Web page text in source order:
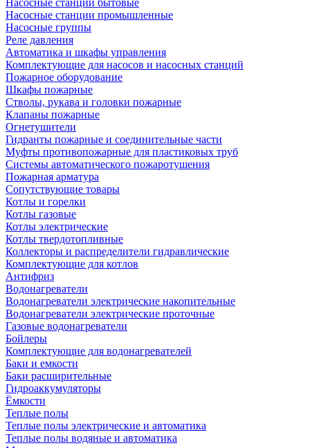
Насосные станции бытовые
Насосные станции промышленные
Насосные группы
Реле давления
Автоматика и шкафы управления
Комплектующие для насосов и насосных станций
Пожарное оборудование
Шкафы пожарные
Стволы, рукава и головки пожарные
Клапаны пожарные
Огнетушители
Гидранты пожарные и соединительные части
Муфты противопожарные для пластиковых труб
Системы автоматического пожаротушения
Пожарная арматура
Сопутствующие товары
Котлы и горелки
Котлы газовые
Котлы электрические
Котлы твердотопливные
Коллекторы и распределители гидравлические
Комплектующие для котлов
Антифриз
Водонагреватели
Водонагреватели электрические накопительные
Водонагреватели электрические проточные
Газовые водонагреватели
Бойлеры
Комплектующие для водонагревателей
Баки и емкости
Баки расширительные
Гидроаккумуляторы
Ёмкости
Теплые полы
Теплые полы электрические и автоматика
Теплые полы водяные и автоматика